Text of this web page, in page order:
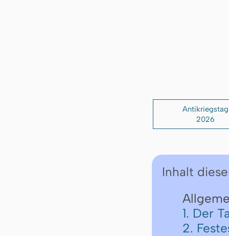
Antikriegstag
2026
Inhalt
1. Der
2.